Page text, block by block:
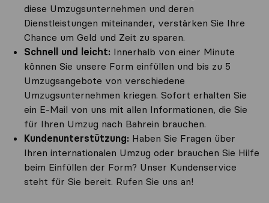
diese Umzugsunternehmen und deren
Dienstleistungen miteinander, verstärken Sie Ihre
Chance um Geld und Zeit zu sparen.
Schnell und leicht: Innerhalb von einer Minute
können Sie unsere Form einfüllen und bis zu 5
Umzugsangebote von verschiedene
Umzugsunternehmen kriegen. Sofort erhalten Sie
ein E-Mail von uns mit allen Informationen, die Sie
für Ihren Umzug nach Bahrein brauchen.
Kundenunterstützung: Haben Sie Fragen über
Ihren internationalen Umzug oder brauchen Sie Hilfe
beim Einfüllen der Form? Unser Kundenservice
steht für Sie bereit. Rufen Sie uns an!